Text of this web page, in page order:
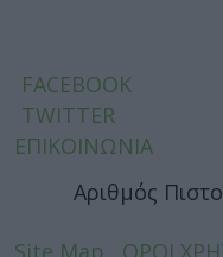
FACEBOOK
TWITTER
ΕΠΙΚΟΙΝΩΝΙΑ
Αριθμός
Site Map ΟΡΟΙ